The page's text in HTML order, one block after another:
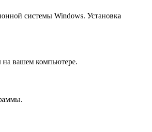
системы Windows. Установка
на вашем компьютере.